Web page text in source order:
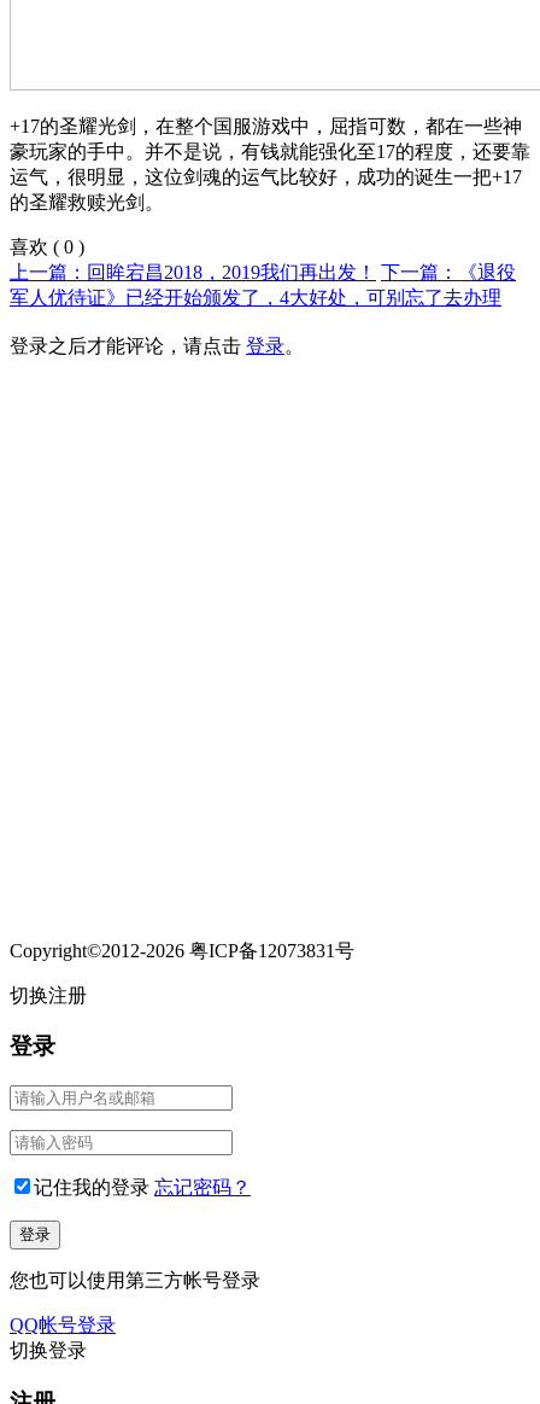
+17的圣耀光剑，在整个国服游戏中，屈指可数，都在一些神
豪玩家的手中。并不是说，有钱就能强化至17的程度，还要靠
运气，很明显，这位剑魂的运气比较好，成功的诞生一把+17
的圣耀救赎光剑。
喜欢 ( 0 )
上一篇：回眸宕昌2018，2019我们再出发！
下一篇：《退役
军人优待证》已经开始颁发了，4大好处，可别忘了去办理
登录之后才能评论，请点击 登录。
Copyright©2012-2026 粤ICP备12073831号
切换注册
登录
记住我的登录 忘记密码？
您也可以使用第三方帐号登录
QQ帐号登录
切换登录